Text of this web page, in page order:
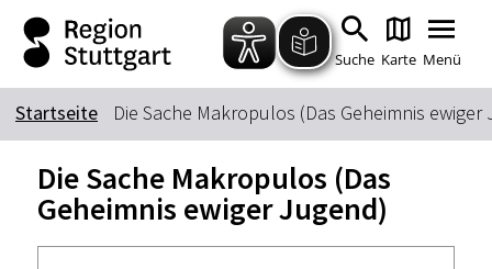
Zum Hauptinhalt springen
Zur Suche springen
Zur Hauptnavigation
Zum Footer springen
Suche Karte Menü
Suchbegriff
Startseite Die Sache Makropulos (Das Geheimnis ewiger
Die Sache Makropulos (Das
Geheimnis ewiger Jugend)